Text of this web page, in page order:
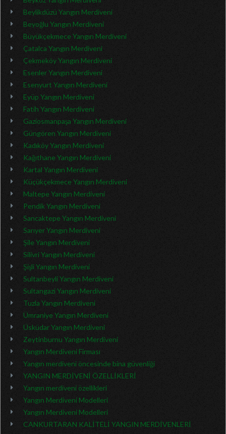
Beylikdüzü Yangın Merdiveni
Beyoğlu Yangın Merdiveni
Büyükçekmece Yangın Merdiveni
Çatalca Yangın Merdiveni
Çekmeköy Yangın Merdiveni
Esenler Yangın Merdiveni
Esenyurt Yangın Merdiveni
Eyüp Yangın Merdiveni
Fatih Yangın Merdiveni
Gaziosmanpaşa Yangın Merdiveni
Güngören Yangın Merdiveni
Kadıköy Yangın Merdiveni
Kağıthane Yangın Merdiveni
Kartal Yangın Merdiveni
Küçükçekmece Yangın Merdiveni
Maltepe Yangın Merdiveni
Pendik Yangın Merdiveni
Sancaktepe Yangın Merdiveni
Sarıyer Yangın Merdiveni
Şile Yangın Merdiveni
Silivri Yangın Merdiveni
Şişli Yangın Merdiveni
Sultanbeyli Yangın Merdiveni
Sultangazi Yangın Merdiveni
Tuzla Yangın Merdiveni
Ümraniye Yangın Merdiveni
Üsküdar Yangın Merdiveni
Zeytinburnu Yangın Merdiveni
Yangın Merdiveni Firması
Yangın merdiveni öncesinde bina güvenliği
YANGIN MERDİVENİ ÖZELLİKLERİ
Yangın merdiveni özellikleri
Yangın Merdiveni Modelleri
Yangın Merdiveni Modelleri
CANKURTARAN KALİTELİ YANGIN MERDİVENLERİ